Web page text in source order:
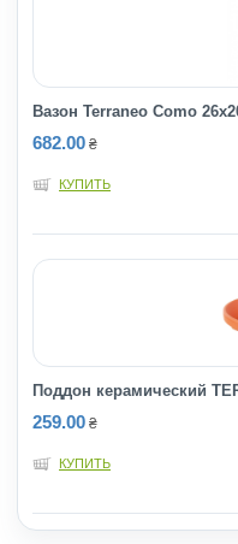
Вазон Terraneo Como
682.00 ₴
КУПИТЬ
Поддон керамический
259.00 ₴
КУПИТЬ